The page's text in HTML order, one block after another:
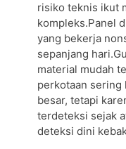
risiko teknis ikut
kompleks.Panel
yang bekerja
sepanjang
material mudah
perkotaan sering
besar, tetapi
terdeteksi sejak
deteksi dini